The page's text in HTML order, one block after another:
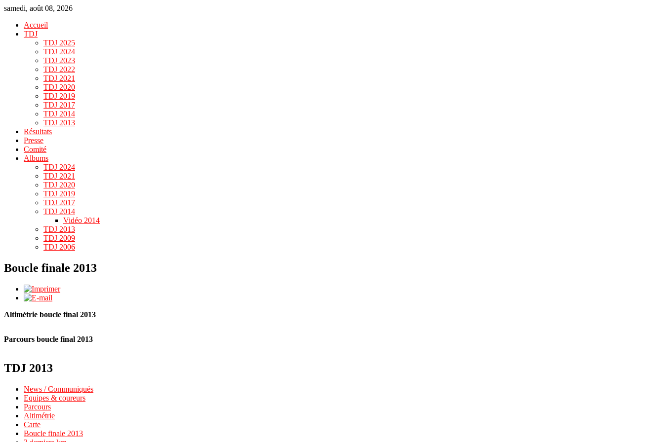
samedi, août 08, 2026
Accueil
TDJ
TDJ 2025
TDJ 2024
TDJ 2023
TDJ 2022
TDJ 2021
TDJ 2020
TDJ 2019
TDJ 2017
TDJ 2014
TDJ 2013
Résultats
Presse
Comité
Albums
TDJ 2024
TDJ 2021
TDJ 2020
TDJ 2019
TDJ 2017
TDJ 2014
Vidéo 2014
TDJ 2013
TDJ 2009
TDJ 2006
Boucle finale 2013
Altimétrie boucle final 2013
Parcours boucle final 2013
TDJ 2013
News / Communiqués
Equipes & coureurs
Parcours
Altimétrie
Carte
Boucle finale 2013